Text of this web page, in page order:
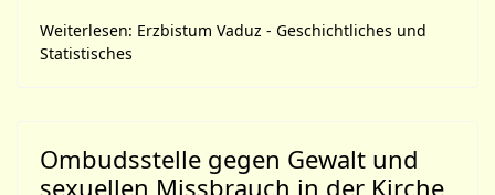
Weiterlesen: Erzbistum Vaduz - Geschichtliches und
Statistisches
Ombudsstelle gegen Gewalt und
sexuellen Missbrauch in der Kirche